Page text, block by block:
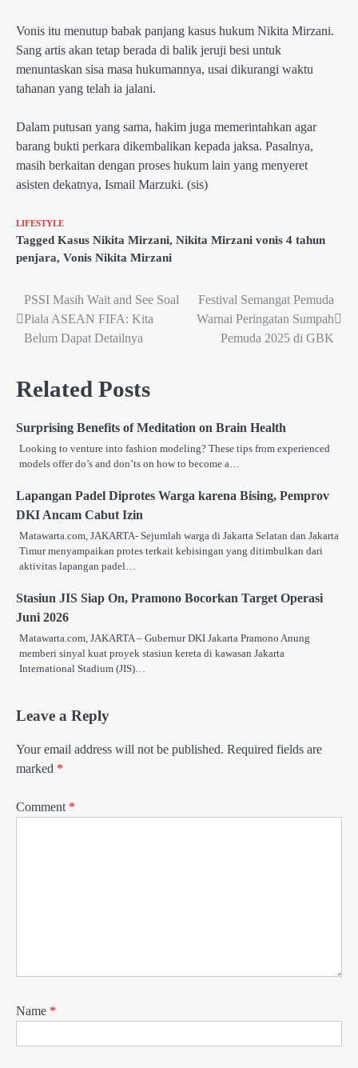
Vonis itu menutup babak panjang kasus hukum Nikita Mirzani.
Sang artis akan tetap berada di balik jeruji besi untuk
menuntaskan sisa masa hukumannya, usai dikurangi waktu
tahanan yang telah ia jalani.
Dalam putusan yang sama, hakim juga memerintahkan agar
barang bukti perkara dikembalikan kepada jaksa. Pasalnya,
masih berkaitan dengan proses hukum lain yang menyeret
asisten dekatnya, Ismail Marzuki. (sis)
LIFESTYLE
Tagged Kasus Nikita Mirzani, Nikita Mirzani vonis 4 tahun
penjara, Vonis Nikita Mirzani
Post
navigation
PSSI Masih Wait and See Soal
Piala ASEAN FIFA: Kita
Belum Dapat Detailnya
Festival Semangat Pemuda
Warnai Peringatan Sumpah
Pemuda 2025 di GBK
Related Posts
Surprising Benefits of Meditation on Brain Health
Looking to venture into fashion modeling? These tips from experienced
models offer do’s and don’ts on how to become a…
Lapangan Padel Diprotes Warga karena Bising, Pemprov
DKI Ancam Cabut Izin
Matawarta.com, JAKARTA- Sejumlah warga di Jakarta Selatan dan Jakarta
Timur menyampaikan protes terkait kebisingan yang ditimbulkan dari
aktivitas lapangan padel…
Stasiun JIS Siap On, Pramono Bocorkan Target Operasi
Juni 2026
Matawarta.com, JAKARTA – Gubernur DKI Jakarta Pramono Anung
memberi sinyal kuat proyek stasiun kereta di kawasan Jakarta
International Stadium (JIS)…
Leave a Reply
Your email address will not be published. Required fields are
marked *
Comment *
Name *